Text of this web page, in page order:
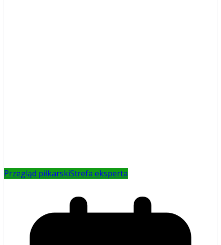
Przegląd piłkarskiStrefa eksperta